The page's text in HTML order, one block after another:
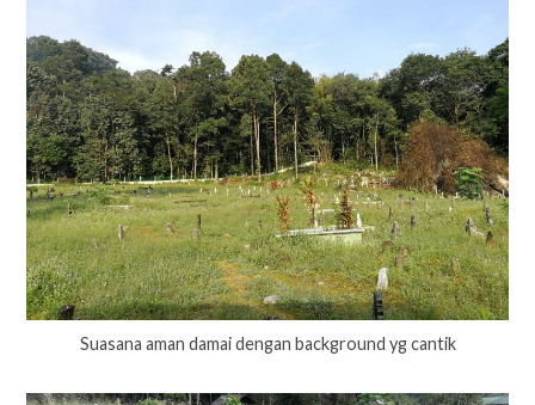
Suasana aman damai dengan background yg cantik